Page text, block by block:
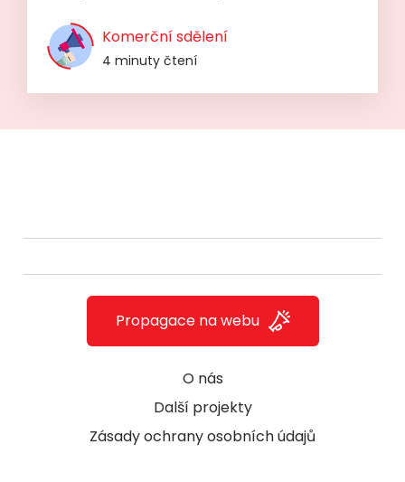
Komerční sdělení
4 minuty čtení
O nás
Další projekty
Zásady ochrany osobních údajů
Propagace na webu